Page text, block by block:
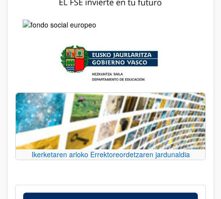
Ikerketaren arloko Errektoreordetzaren jardunaldia